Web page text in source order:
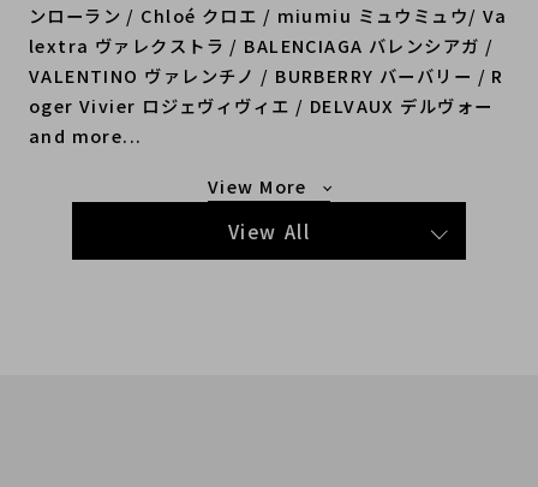
ンローラン / Chloé クロエ / miumiu ミュウミュウ/ Va
lextra ヴァレクストラ / BALENCIAGA バレンシアガ /
VALENTINO ヴァレンチノ / BURBERRY バーバリー / R
oger Vivier ロジェヴィヴィエ / DELVAUX デルヴォー
and more...
もっと見る
View All